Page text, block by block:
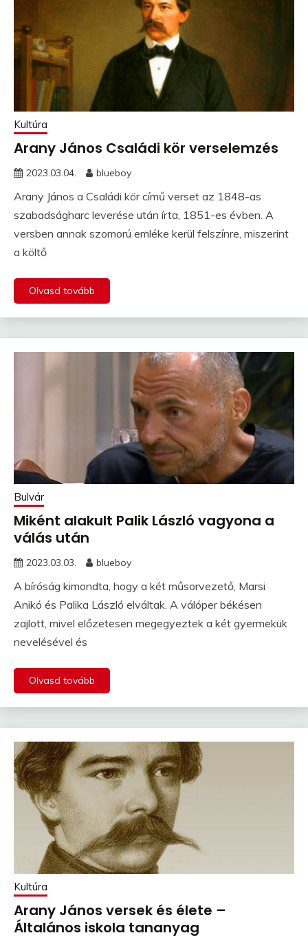
Kultúra
Arany János Családi kör verselemzés
2023.03.04. blueboy
Arany János a Családi kör című verset az 1848-as
szabadságharc leverése után írta, 1851-es évben. A
versben annak szomorú emléke kerül felszínre, miszerint
a költő
Olvasd tovább
Bulvár
Miként alakult Palik László vagyona a
válás után
2023.03.03. blueboy
A bíróság kimondta, hogy a két műsorvezető, Marsi
Anikó és Palika László elváltak. A válóper békésen
zajlott, mivel előzetesen megegyeztek a két gyermekük
nevelésével és
Olvasd tovább
Kultúra
Arany János versek és élete –
Általános iskola tananyag